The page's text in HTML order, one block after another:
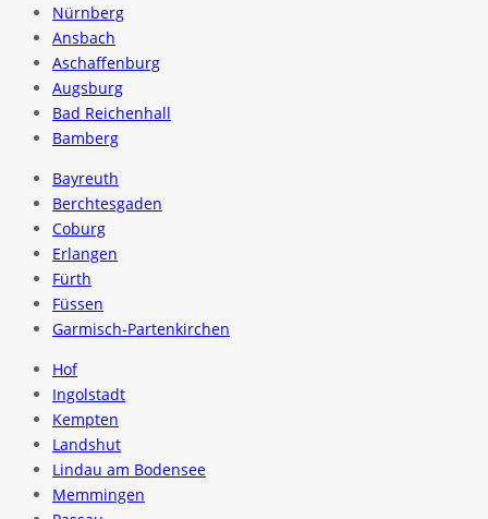
Nürnberg
Ansbach
Aschaffenburg
Augsburg
Bad Reichenhall
Bamberg
Bayreuth
Berchtesgaden
Coburg
Erlangen
Fürth
Füssen
Garmisch-Partenkirchen
Hof
Ingolstadt
Kempten
Landshut
Lindau am Bodensee
Memmingen